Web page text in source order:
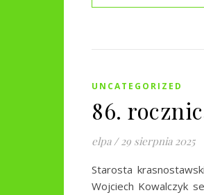
UNCATEGORIZED
86.
elpa / 29 sierpnia 2025
Starosta
Wojciech Kowalczyk